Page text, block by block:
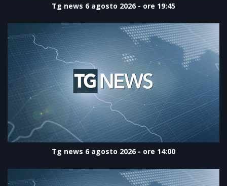
Tg news 6 agosto 2026 - ore 19:45
Tg news 6 agosto 2026 - ore 14:00